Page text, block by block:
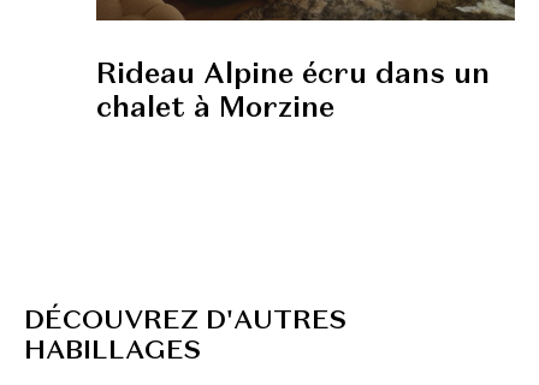
Rideau Alpine écru dans un
chalet à Morzine
DÉCOUVREZ D'AUTRES
HABILLAGES